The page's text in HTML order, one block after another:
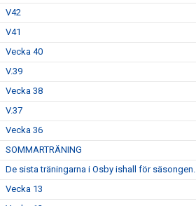
V42
V41
Vecka 40
V.39
Vecka 38
V.37
Vecka 36
SOMMARTRÄNING
De sista träningarna i Osby ishall för säsongen.
Vecka 13